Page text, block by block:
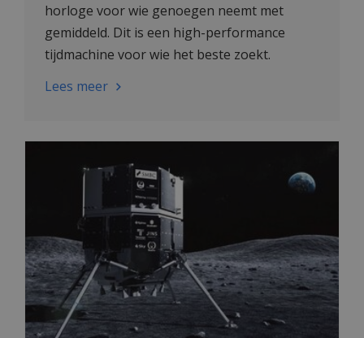
horloge voor wie genoegen neemt met
gemiddeld. Dit is een high-performance
tijdmachine voor wie het beste zoekt.
Lees meer